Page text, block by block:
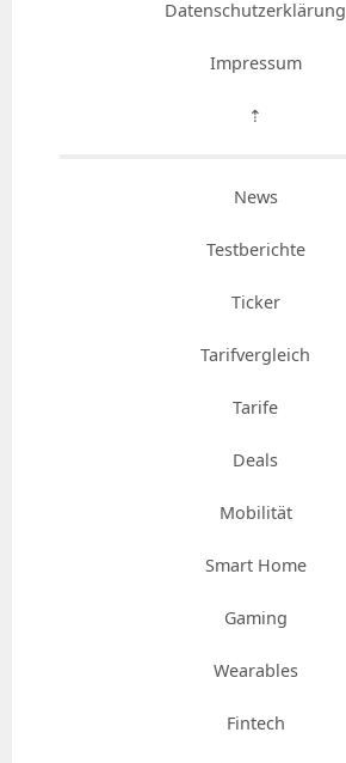
Datenschutzerklärung
Impressum
⇡
News
Testberichte
Ticker
Tarifvergleich
Tarife
Deals
Mobilität
Smart Home
Gaming
Wearables
Fintech